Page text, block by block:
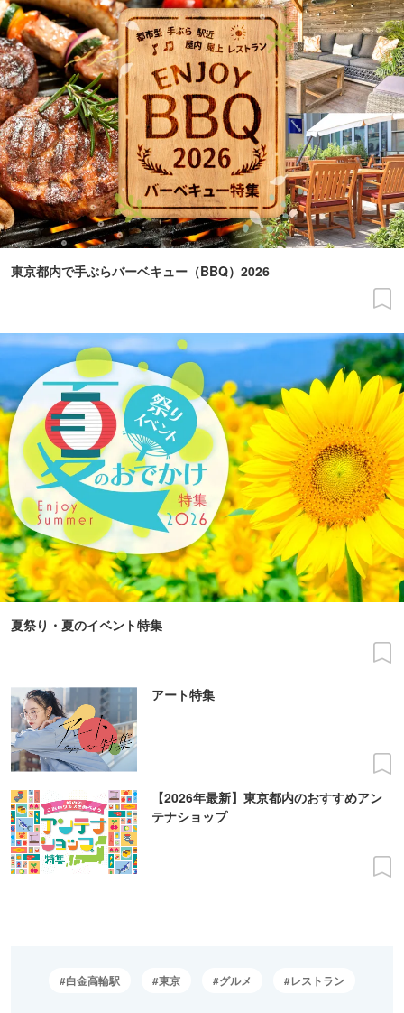
東京都内で手ぶらバーベキュー（BBQ）2026
夏祭り・夏のイベント特集
アート特集
【2026年最新】東京都内のおすすめアン
テナショップ
白金高輪駅 東京 グルメ レストラン